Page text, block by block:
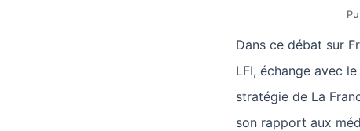
Dans ce débat sur
LFI, échange avec
stratégie de La
son rapport aux